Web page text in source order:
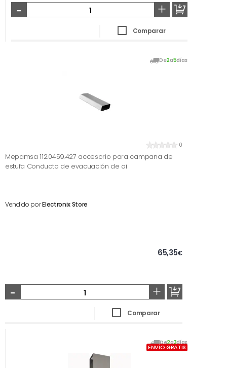
- +
Comparar
De2a5días
0
Mepamsa 112.0459.427 accesorio para campana de
estufa Conducto de evacuación de ai
Vendido porElectronix Store
65,35€
- +
Comparar
De2a3días
ENVÍO GRATIS